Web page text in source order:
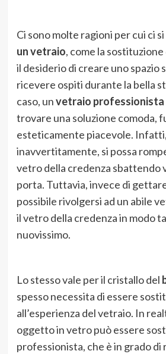
Ci sono molte ragioni per cui ci
un vetraio, come la
il desiderio di creare uno spazio
ricevere ospiti durante la bella
caso, unvetraio professionista
trovare una soluzione comoda,
esteticamente piacevole.
inavvertitamente, si possa
vetro della credenza sbattendo
porta. Tuttavia, invece di
possibile rivolgersi ad un abile
il vetro della credenza in modo
nuovissimo.
Lo stesso vale per il cristallo del
spesso necessita di essere
all’esperienza del vetraio. In
oggetto in vetro può essere
professionista, che è in grado